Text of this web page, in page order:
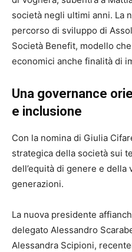
società negli ultimi anni. La
percorso di sviluppo di
Società Benefit, modello
economici anche finalità di
Una governance
e inclusione
Con la nomina di Giulia
strategica della società sui
dell’equità di genere e
generazioni.
La nuova presidente
delegato Alessandro
Alessandra Scipioni,